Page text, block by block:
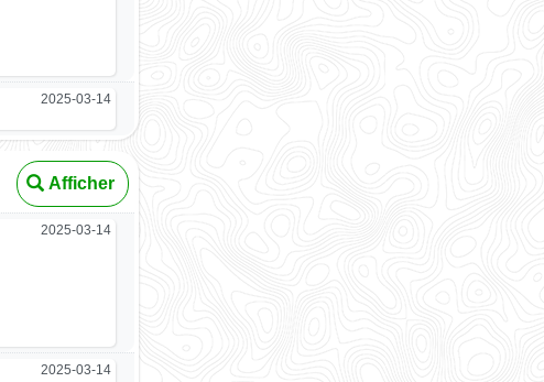
2025-03-14
Afficher
2025-03-14
2025-03-14